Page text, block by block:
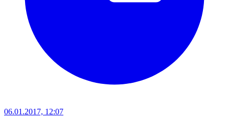
06.01.2017, 12:07